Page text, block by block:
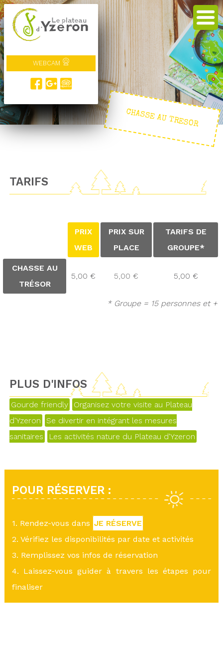
WEBCAM
CHASSE AU TRESOR
TARIFS
PRIX
WEB
PRIX SUR
PLACE
TARIFS DE
GROUPE*
CHASSE AU
TRÉSOR
5,00 € 5,00 € 5,00 €
* Groupe = 15 personnes et +
PLUS D'INFOS
Gourde friendly
Organisez votre visite au Plateau
d'Yzeron
Se divertir en intégrant les mesures
sanitaires
Les activités nature du Plateau d'Yzeron
POUR RÉSERVER :
1. Rendez-vous dans JE RÉSERVE
2. Vérifiez les disponibilités par date et activités
3. Remplissez vos infos de réservation
4. Laissez-vous guider à travers les étapes pour
finaliser